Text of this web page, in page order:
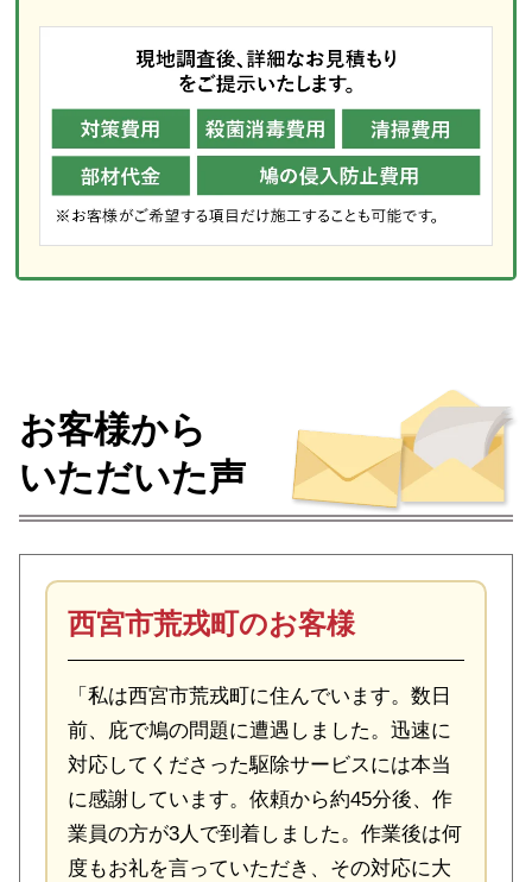
町 金仙寺｜山口町 香花園｜山口町 下
山口｜山口町 中野｜山口町 名来｜山口
町 阪神流通センター｜山口町 船坂｜湯
元町｜弓場町｜用海町｜与古道町｜両度町
｜六湛寺町｜六軒町｜若草町｜若松町｜若
山町｜和上町
お客様から
いただいた声
西宮市荒戎町のお客様
「私は西宮市荒戎町に住んでいます。数日
前、庇で鳩の問題に遭遇しました。迅速に
対応してくださった駆除サービスには本当
に感謝しています。依頼から約45分後、作
業員の方が3人で到着しました。作業後は何
度もお礼を言っていただき、その対応に大